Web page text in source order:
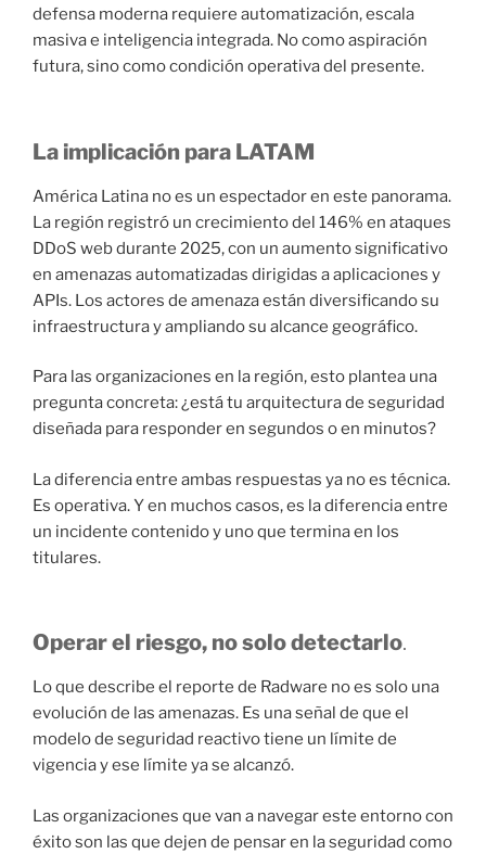
defensa moderna requiere automatización, escala
masiva e inteligencia integrada. No como aspiración
futura, sino como condición operativa del presente.
La implicación para LATAM
América Latina no es un espectador en este panorama.
La región registró un crecimiento del 146% en ataques
DDoS web durante 2025, con un aumento significativo
en amenazas automatizadas dirigidas a aplicaciones y
APIs. Los actores de amenaza están diversificando su
infraestructura y ampliando su alcance geográfico.
Para las organizaciones en la región, esto plantea una
pregunta concreta: ¿está tu arquitectura de seguridad
diseñada para responder en segundos o en minutos?
La diferencia entre ambas respuestas ya no es técnica.
Es operativa. Y en muchos casos, es la diferencia entre
un incidente contenido y uno que termina en los
titulares.
Operar el riesgo, no solo detectarlo.
Lo que describe el reporte de Radware no es solo una
evolución de las amenazas. Es una señal de que el
modelo de seguridad reactivo tiene un límite de
vigencia y ese límite ya se alcanzó.
Las organizaciones que van a navegar este entorno con
éxito son las que dejen de pensar en la seguridad como